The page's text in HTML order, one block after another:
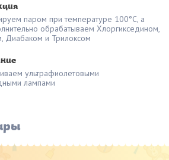
паром при температуре 100°С, а
обрабатываем Хлоргикседином,
Диабаком и Трилоксом
ультрафиолетовыми
лампами